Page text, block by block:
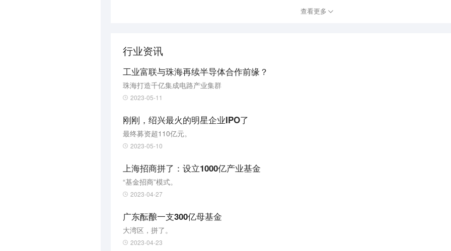
查看更多
行业资讯
工业富联与珠海再续半导体合作前缘？
珠海打造千亿集成电路产业集群
2023-05-11
刚刚，绍兴最火的明星企业IPO了
最终募资超110亿元。
2023-05-10
上海招商拼了：设立1000亿产业基金
“基金招商”模式。
2023-04-27
广东酝酿一支300亿母基金
大湾区，拼了。
2023-04-23